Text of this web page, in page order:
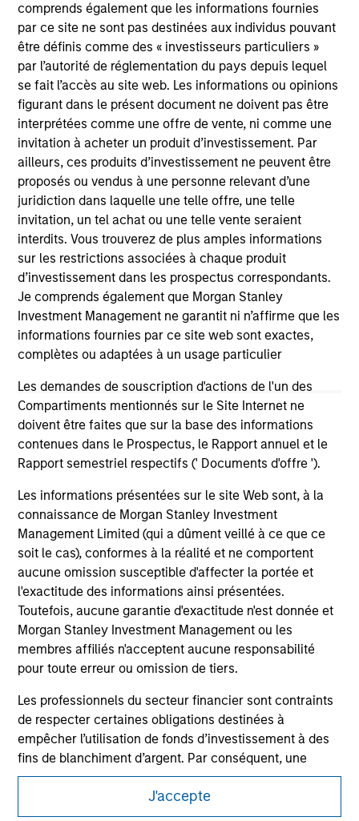
comprends également que les informations fournies
par ce site ne sont pas destinées aux individus pouvant
être définis comme des « investisseurs particuliers »
par l’autorité de réglementation du pays depuis lequel
se fait l’accès au site web. Les informations ou opinions
figurant dans le présent document ne doivent pas être
interprétées comme une offre de vente, ni comme une
invitation à acheter un produit d’investissement. Par
ailleurs, ces produits d’investissement ne peuvent être
proposés ou vendus à une personne relevant d’une
juridiction dans laquelle une telle offre, une telle
invitation, un tel achat ou une telle vente seraient
interdits. Vous trouverez de plus amples informations
sur les restrictions associées à chaque produit
d’investissement dans les prospectus correspondants.
Je comprends également que Morgan Stanley
Investment Management ne garantit ni n’affirme que les
informations fournies par ce site web sont exactes,
complètes ou adaptées à un usage particulier
Les demandes de souscription d'actions de l'un des
Compartiments mentionnés sur le Site Internet ne
doivent être faites que sur la base des informations
contenues dans le Prospectus, le Rapport annuel et le
Rapport semestriel respectifs (' Documents d'offre ').
Les informations présentées sur le site Web sont, à la
connaissance de Morgan Stanley Investment
Management Limited (qui a dûment veillé à ce que ce
soit le cas), conformes à la réalité et ne comportent
aucune omission susceptible d'affecter la portée et
l'exactitude des informations ainsi présentées.
Toutefois, aucune garantie d'exactitude n'est donnée et
Morgan Stanley Investment Management ou les
membres affiliés n'acceptent aucune responsabilité
pour toute erreur ou omission de tiers.
Les professionnels du secteur financier sont contraints
de respecter certaines obligations destinées à
empêcher l’utilisation de fonds d’investissement à des
fins de blanchiment d’argent. Par conséquent, une
procédure d’identification des souscripteurs est
imposée. Morgan Stanley Investment Management
Limited peut procéder à des vérifications et d’autres
J'accepte
and offshore, and clean energy transition services in
ports and maritime fleets.
View Current Employment Opportunities
View Site
Investment Team
Morgan Stanley Infrastructure Partners
As of August 21, 2025. The above is provided for
informational and educational purposes only. There is no
guarantee that the investment mentioned resulted in
positive performance (for realized holdings), or will perform
well in the future (for current holdings). The trademarks and
service marks above are the property of their respective
owners. The information on this website has not been
authorized, sponsored, or otherwise approved by such
you are navigating to a third party site. We are providing
these hyperlinks to you only as a convenience and the
inclusion of any hyperlink is not and does not imply any
endorsement, approval, investigation, verification or
monitoring by us of any information contained in any
hyperlinked site. In no event shall we be responsible for the
Morgan Stanley
Morgan Stanley Careers